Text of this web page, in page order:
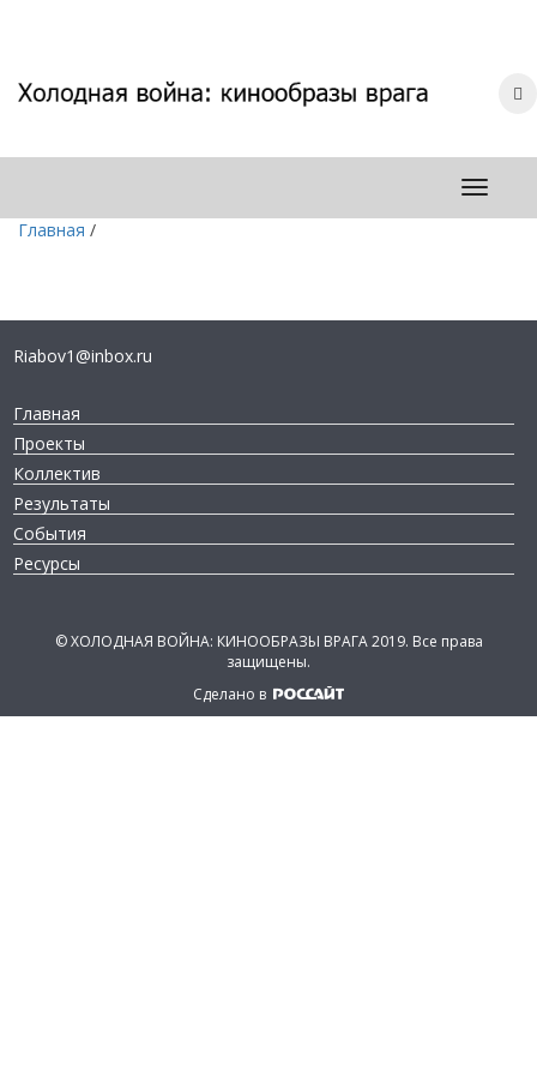
Главная /
Riabov1@inbox.ru
Главная
Проекты
Коллектив
Результаты
События
Ресурсы
©ХОЛОДНАЯ ВОЙНА: КИНООБРАЗЫ ВРАГА 2019. Все права
защищены.
Сделано в